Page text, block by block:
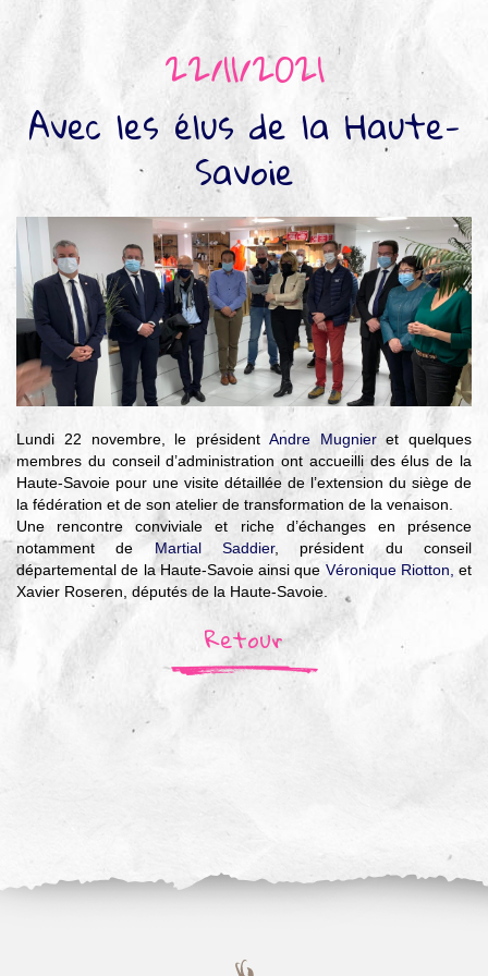
pour l’environnement
Je veux devenir chasseur
▼
Je valide mon permis
22/11/2021
Avec les élus de la Haute-
Savoie
Lundi 22 novembre, le président Andre Mugnieret quelques
membres du conseil d’administration ont accueilli des élus de la
Haute-Savoie pour une visite détaillée de l’extension du siège de
la fédération et de son atelier de transformation de la venaison.
Une rencontre conviviale et riche d’échanges en présence
notamment de Martial Saddier, président du conseil
départemental de la Haute-Savoie ainsi que Véronique Riotton, et
Xavier Roseren, députés de la Haute-Savoie.
Retour